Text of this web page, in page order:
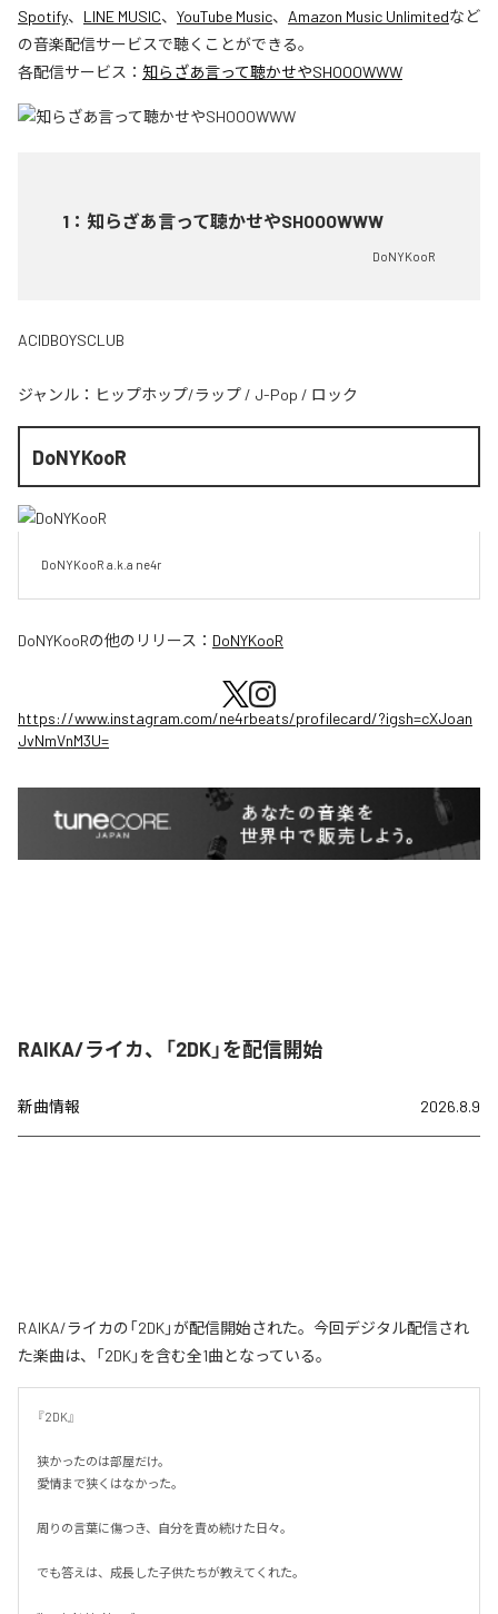
Spotify、 LINE MUSIC、 YouTube Music、 Amazon Music Unlimitedなど
の音楽配信サービスで聴くことができる。
各配信サービス： 知らざあ言って聴かせやSHOOOWWW
1 ： 知らざあ言って聴かせやSHOOOWWW
DoNYKooR
ACIDBOYSCLUB
ジャンル： ヒップホップ/ラップ / J-Pop / ロック
DoNYKooR
DoNYKooR a.k.a ne4r
DoNYKooRの他のリリース： DoNYKooR
https://www.instagram.com/ne4rbeats/profilecard/?igsh=cXJoan
JvNmVnM3U=
RAIKA/ライカ、「2DK」を配信開始
新曲情報 2026.8.9
RAIKA/ライカの「2DK」が配信開始された。今回デジタル配信され
た楽曲は、「2DK」を含む全1曲となっている。
『2DK』
狭かったのは部屋だけ。
愛情まで狭くはなかった。
周りの言葉に傷つき、自分を責め続けた日々。
でも答えは、成長した子供たちが教えてくれた。